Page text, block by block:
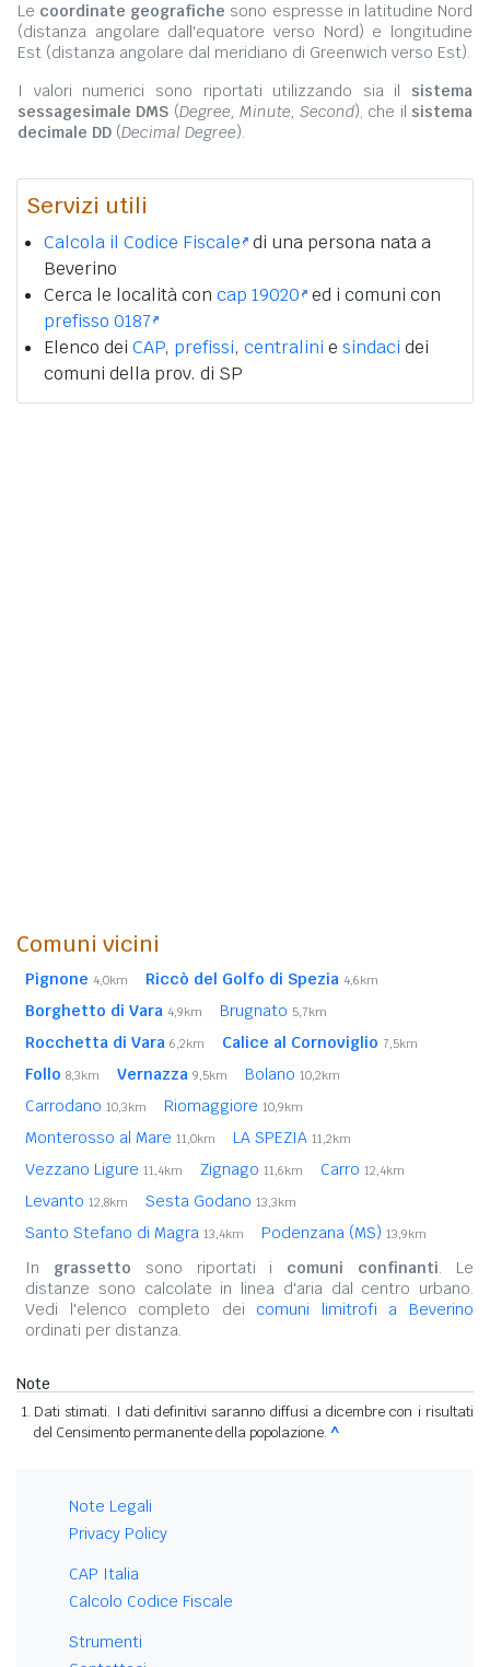
Le coordinate geografiche sono espresse in latitudine Nord
(distanza angolare dall'equatore verso Nord) e longitudine
Est (distanza angolare dal meridiano di Greenwich verso Est).
I valori numerici sono riportati utilizzando sia il sistema
sessagesimale DMS (Degree, Minute, Second), che il sistema
decimale DD (Decimal Degree).
Servizi utili
Calcola il Codice Fiscale di una persona nata a
Beverino
Cerca le località con cap 19020 ed i comuni con
prefisso 0187
Elenco dei CAP, prefissi, centralini e sindaci dei
comuni della prov. di SP
Comuni vicini
Pignone 4,0km Riccò del Golfo di Spezia 4,6km
Borghetto di Vara 4,9km Brugnato 5,7km
Rocchetta di Vara 6,2km Calice al Cornoviglio 7,5km
Follo 8,3km Vernazza 9,5km Bolano 10,2km
Carrodano 10,3km Riomaggiore 10,9km
Monterosso al Mare 11,0km LA SPEZIA 11,2km
Vezzano Ligure 11,4km Zignago 11,6km Carro 12,4km
Levanto 12,8km Sesta Godano 13,3km
Santo Stefano di Magra 13,4km Podenzana (MS) 13,9km
In grassetto sono riportati i comuni confinanti. Le
distanze sono calcolate in linea d'aria dal centro urbano.
Vedi l'elenco completo dei comuni limitrofi a Beverino
ordinati per distanza.
Note
Dati stimati. I dati definitivi saranno diffusi a dicembre con i risultati
del Censimento permanente della popolazione. ^
Note Legali
Privacy Policy
CAP Italia
Calcolo Codice Fiscale
Strumenti